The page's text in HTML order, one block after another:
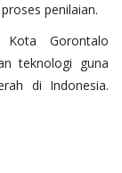
penilaian.
Gorontalo
teknologi guna
di Indonesia.